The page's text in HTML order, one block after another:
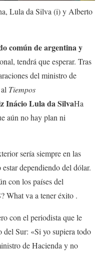
Lula da Silva (i) y Alberto
común de argentina y
tendrá que esperar. Tras
del ministro de
Tiempos
Inácio Lula da SilvaHa
aún no hay plan ni
sería siempre en las
dependiendo del dólar.
con los países del
What va a tener éxito .
con el periodista que le
del Sur: «Si yo supiera todo
de Hacienda y no